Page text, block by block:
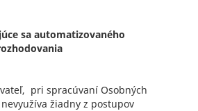
sa automatizovaného
pri spracúvaní Osobných
nevyužíva žiadny z postupov